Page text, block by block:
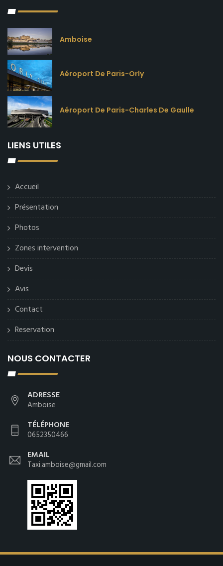
Amboise
Aéroport De Paris-Orly
Aéroport De Paris-Charles De Gaulle
LIENS UTILES
Accueil
Présentation
Photos
Zones intervention
Devis
Avis
Contact
Reservation
NOUS CONTACTER
ADRESSE
Amboise
TÉLÉPHONE
0652350466
EMAIL
Taxi.amboise@gmail.com